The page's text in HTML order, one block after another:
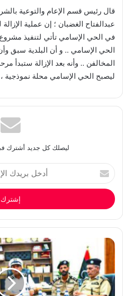
قال رئيس قسم الإعام والتوعية
عبدالفتاح الغضبان ؛ إن عملية
في الحي الإسامي تأتي لتنفيذ
الحي الإسامي .. و أن البلدية سبق
المخالفن .. وأنه بعد الإزالة ستبدأ
ليصبح الحي الإسامي محلة
ليصلك كل جديد أشترك في
أدخل
بريدك
الإلكتروني